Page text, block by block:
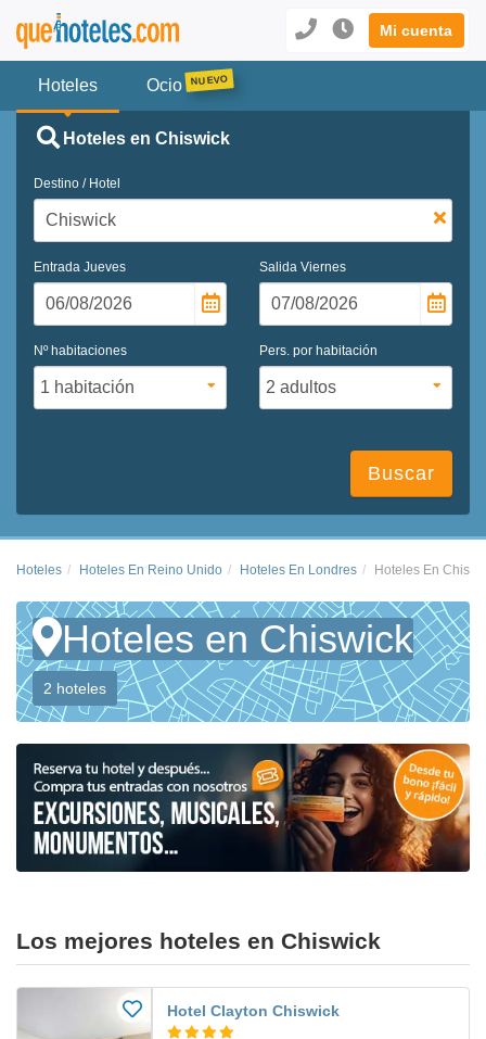
Mi cuenta
Hoteles Ocio
Hoteles en Chiswick
Destino / Hotel
Entrada Jueves Salida Viernes
Nº habitaciones Pers. por habitación
Buscar
Hoteles Hoteles En Reino Unido Hoteles En Londres Hoteles En
Hoteles en Chiswick
2 hoteles
Los mejores hoteles en Chiswick
Hotel Clayton Chiswick